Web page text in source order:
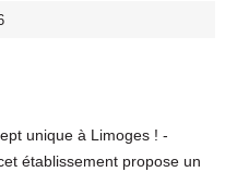
unique à Limoges ! -
établissement propose un